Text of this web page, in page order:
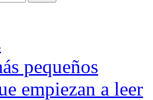
pequeños
empiezan a leer